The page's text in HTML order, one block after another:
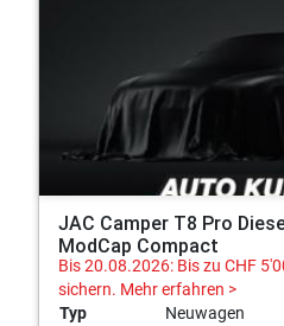
JAC Camper T8 Pro
ModCap Compact
Bis 20.08.2026: Bis zu CHF
sichern. Mehr erfahren >
Typ
Neuwagen